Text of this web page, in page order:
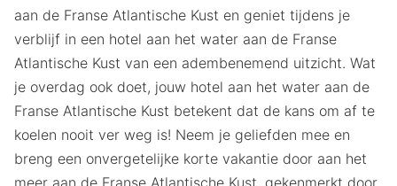
aan de Franse Atlantische Kust en geniet tijdens je
verblijf in een hotel aan het water aan de Franse
Atlantische Kust van een adembenemend uitzicht. Wat
je overdag ook doet, jouw hotel aan het water aan de
Franse Atlantische Kust betekent dat de kans om af te
koelen nooit ver weg is! Neem je geliefden mee en
breng een onvergetelijke korte vakantie door aan het
meer aan de Franse Atlantische Kust, gekenmerkt door